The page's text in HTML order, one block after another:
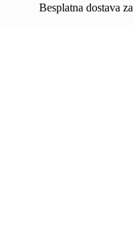
Besplatna dostava